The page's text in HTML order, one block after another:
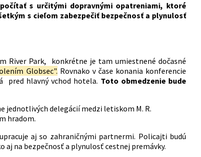
s určitými dopravnými opatreniami, ktoré
s cieľom zabezpečiť bezpečnosť a plynulosť
River Park, konkrétne je tam umiestnené dočasné
Globsec". Rovnako v čase konania konferencie
pred hlavný vchod hotela. Toto obmedzenie bude
jednotlivých delegácií medzi letiskom M. R.
hradom.
aj so zahraničnými partnermi. Policajti budú
aj na bezpečnosť a plynulosť cestnej premávky.